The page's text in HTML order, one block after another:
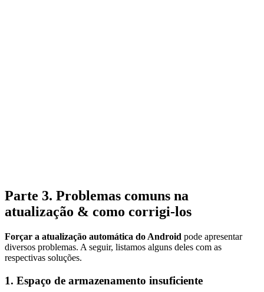
Parte 3. Problemas comuns na
atualização & como corrigi-los
Forçar a atualização automática do Android pode apresentar
diversos problemas. A seguir, listamos alguns deles com as
respectivas soluções.
1. Espaço de armazenamento insuficiente